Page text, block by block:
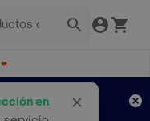
en
Aplican TyC